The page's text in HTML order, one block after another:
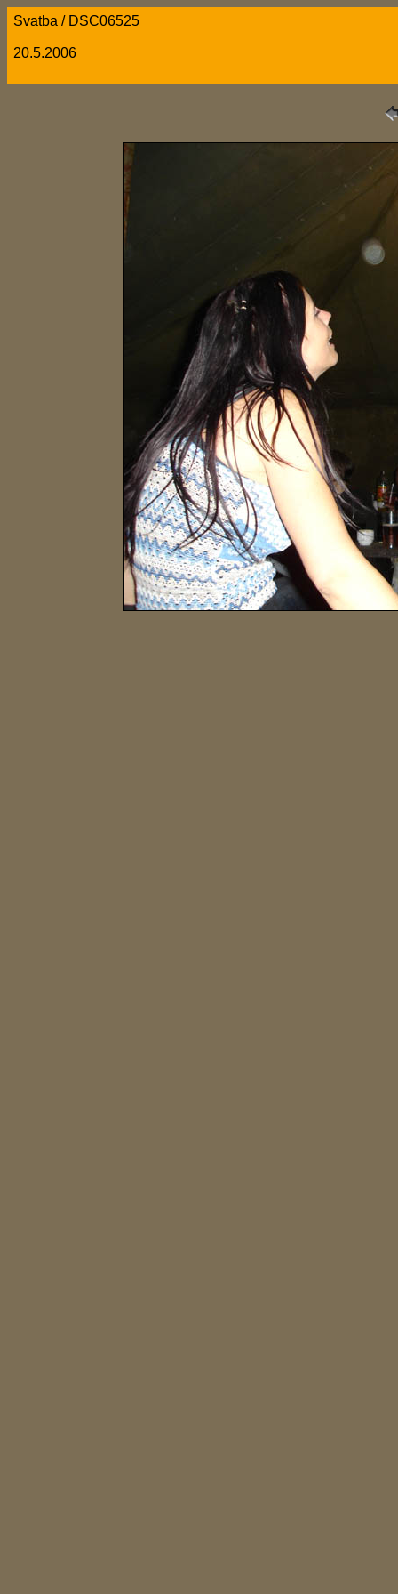
Svatba / DSC06525
20.5.2006